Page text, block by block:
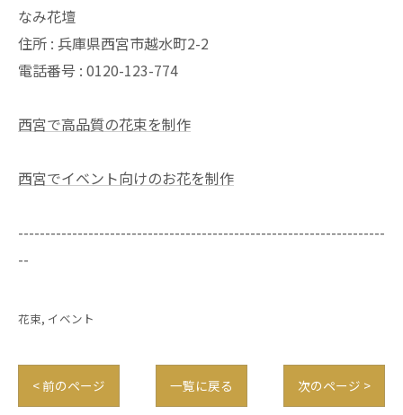
なみ花壇
住所 : 兵庫県西宮市越水町2-2
電話番号 : 0120-123-774
西宮で高品質の花束を制作
西宮でイベント向けのお花を制作
--------------------------------------------------------------------
--
花束 イベント
< 前のページ 一覧に戻る 次のページ >